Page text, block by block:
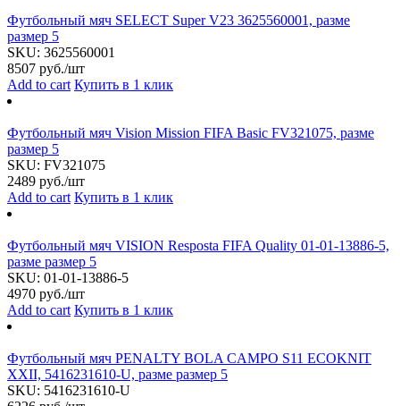
Футбольный мяч SELECT Super V23 3625560001, разме
размер 5
SKU: 3625560001
8507 руб./шт
Add to cart Купить в 1 клик
Футбольный мяч Vision Mission FIFA Basic FV321075, разме
размер 5
SKU: FV321075
2489 руб./шт
Add to cart Купить в 1 клик
Футбольный мяч VISION Resposta FIFA Quality 01-01-13886-5,
разме размер 5
SKU: 01-01-13886-5
4970 руб./шт
Add to cart Купить в 1 клик
Футбольный мяч PENALTY BOLA CAMPO S11 ECOKNIT
XXII, 5416231610-U, разме размер 5
SKU: 5416231610-U